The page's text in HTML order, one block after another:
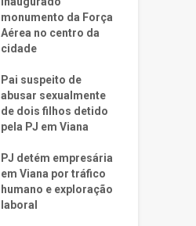
monumento da Força
Aérea no centro da
cidade
Pai suspeito de
abusar sexualmente
de dois filhos detido
pela PJ em Viana
PJ detém empresária
em Viana por tráfico
humano e exploração
laboral